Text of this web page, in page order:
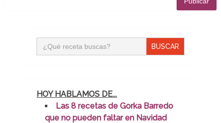
Buscar:
HOY HABLAMOS DE...
Las 8 recetas de Gorka Barredo
que no pueden faltar en Navidad